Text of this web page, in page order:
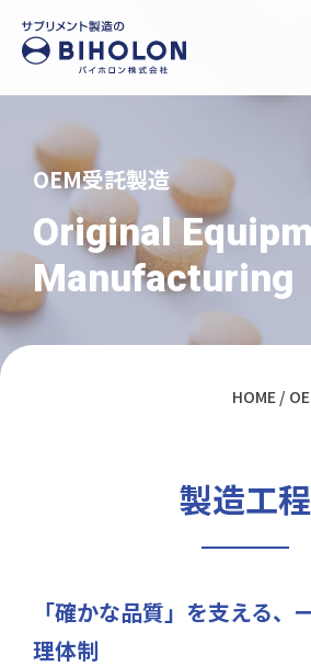
OEM受託製造
Original
Manufacturing
HOME
製造工程
「確かな品質」を支える、
理体制